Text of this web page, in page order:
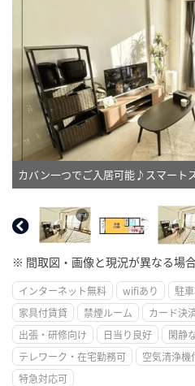
カバン一つでご入居可能♪スマート
※ 間取図・画像と現況が異なる場
インターネット無料 wifiあり 駐
家具付賃貸
禁煙ルーム カード決
出張・研修向け
日当り良好
閑静
テレワーク・在宅勤務可
空気清浄機
特急対応可